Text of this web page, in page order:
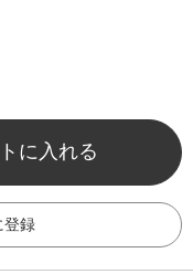
に入れる
登録